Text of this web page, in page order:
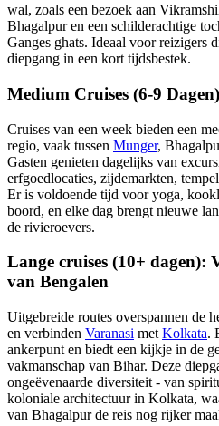
wal, zoals een bezoek aan
Bhagalpur en een schilderachtige
Ganges ghats. Ideaal voor reizigers
diepgang in een kort tijdsbestek.
Medium Cruises (6-9
Cruises van een week bieden een
regio, vaak tussen Munger,
Gasten genieten dagelijks van
erfgoedlocaties, zijdemarkten,
Er is voldoende tijd voor yoga,
boord, en elke dag brengt nieuwe
de rivieroevers.
Lange cruises (10+ dagen):
van Bengalen
Uitgebreide routes overspannen de
en verbinden Varanasi met Kolkata.
ankerpunt en biedt een kijkje in de
vakmanschap van Bihar. Deze
ongeëvenaarde diversiteit - van
koloniale architectuur in Kolkata,
van Bhagalpur de reis nog rijker